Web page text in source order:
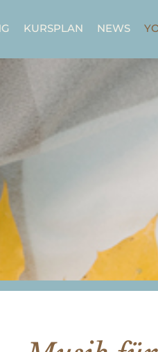
KURSPLAN NEWS